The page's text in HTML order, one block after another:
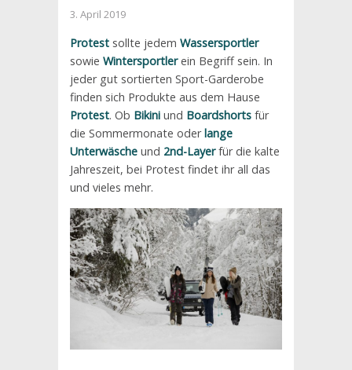
3. April 2019
Protest sollte jedem Wassersportler
sowie Wintersportler ein Begriff sein. In
jeder gut sortierten Sport-Garderobe
finden sich Produkte aus dem Hause
Protest. Ob Bikini und Boardshorts für
die Sommermonate oderlange
Unterwäsche und 2nd-Layerfür die kalte
Jahreszeit, bei Protest findet ihr all das
und vieles mehr.